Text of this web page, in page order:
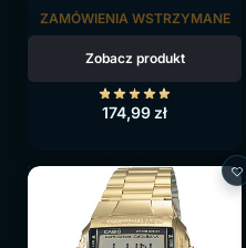
174,99 zł
ZAMÓWIENIA WSTRZYMANE
Zobacz produkt